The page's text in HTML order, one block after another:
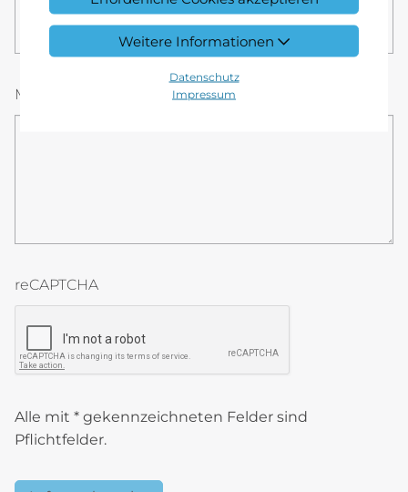
Weitere Informationen
Datenschutz
Impressum
7ewEUjZl8bxGQo6AYyscfrM4
Mitteilung
reCAPTCHA
Alle mit * gekennzeichneten Felder sind
Pflichtfelder.